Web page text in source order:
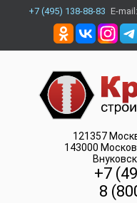
+7 (495) 138-88-83 E-mail:
121357
143000
+7
8